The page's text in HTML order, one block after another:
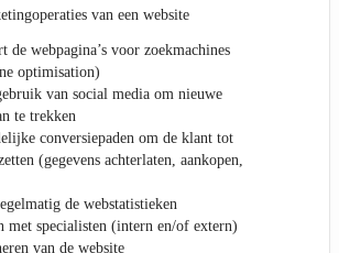
van een website
de webpagina’s voor zoekmachines
optimisation)
van social media om nieuwe
te trekken
conversiepaden om de klant tot
(gegevens achterlaten, aankopen,
de webstatistieken
met specialisten (intern en/of extern)
van de website